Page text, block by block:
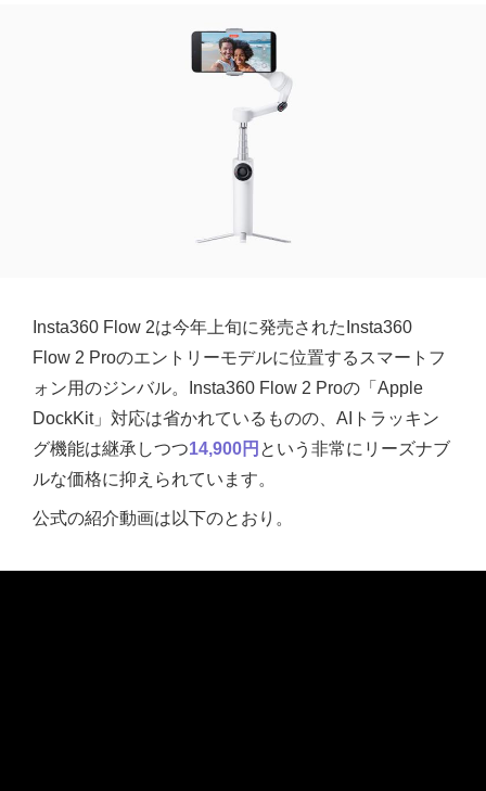
Insta360 Flow 2は今年上旬に発売されたInsta360
Flow 2 Proのエントリーモデルに位置するスマートフ
ォン用のジンバル。Insta360 Flow 2 Proの「Apple
DockKit」対応は省かれているものの、AIトラッキン
グ機能は継承しつつ14,900円 という非常にリーズナブ
ルな価格に抑えられています。
公式の紹介動画は以下のとおり。